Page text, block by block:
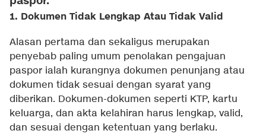
1. Dokumen Tidak Lengkap Atau Tidak Valid
Alasan pertama dan sekaligus merupakan
penyebab paling umum penolakan pengajuan
paspor ialah kurangnya dokumen penunjang atau
dokumen tidak sesuai dengan syarat yang
diberikan. Dokumen-dokumen seperti KTP, kartu
keluarga, dan akta kelahiran harus lengkap, valid,
dan sesuai dengan ketentuan yang berlaku.